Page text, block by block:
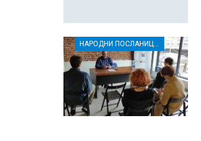
НАРОДНИ ПОСЛАНИЦИ И ГРАЂАНИ РАСИНСКОГ ОКРУГА ЗАЈЕДНО ЗА БОЉА РАДНА ПРАВА